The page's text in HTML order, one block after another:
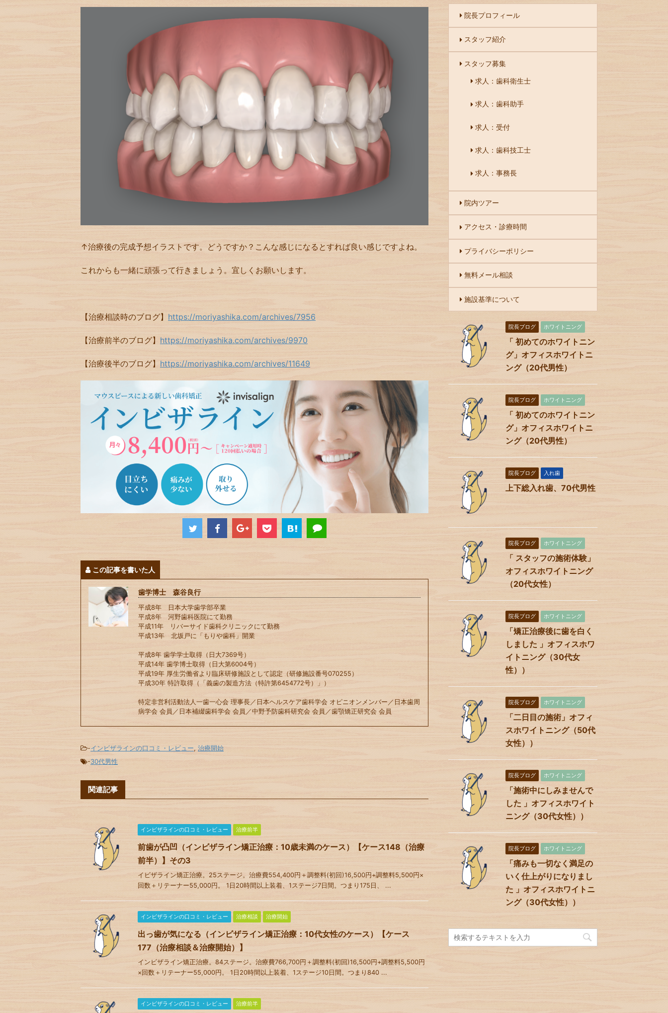
↑治療後の完成予想イラストです。どうですか？こんな感じになるとすれば良い感じですよね。
これからも一緒に頑張って行きましょう。宜しくお願いします。
【治療相談時のブログ】 https://moriyashika.com/archives/7956
【治療前半のブログ】 https://moriyashika.com/archives/9970
【治療後半のブログ】 https://moriyashika.com/archives/11649
この記事を書いた人
歯学博士 森谷良行
平成8年 日本大学歯学部卒業
平成8年 河野歯科医院にて勤務
平成11年 リバーサイド歯科クリニックにて勤務
平成13年 北坂戸に「もりや歯科」開業
平成8年 歯学学士取得（日大7369号）
平成14年 歯学博士取得（日大第6004号）
平成19年 厚生労働省より臨床研修施設として認定（研修施設番号070255）
平成30年 特許取得（「義歯の製造方法（特許第6454772号）」）
特定非営利活動法人一歯一心会 理事長／日本ヘルスケア歯科学会 オピニオンメンバー／日本歯周
病学会 会員／日本補綴歯科学会 会員／中野予防歯科研究会 会員／歯顎矯正研究会 会員
-インビザラインの口コミ・レビュー, 治療開始
-30代男性
関連記事
インビザラインの口コミ・レビュー 治療前半
前歯が凸凹（インビザライン矯正治療：10歳未満のケース）【ケース148（治療
前半）】その3
イビザライン矯正治療。25ステージ。治療費554,400円＋調整料(初回)16,500円+調整料5,500円×
回数＋リテーナー55,000円。 1日20時間以上装着、1ステージ7日間。つまり175日、 ...
インビザラインの口コミ・レビュー 治療相談 治療開始
出っ歯が気になる（インビザライン矯正治療：10代女性のケース）【ケース
177（治療相談＆治療開始）】
インビザライン矯正治療。84ステージ。治療費766,700円＋調整料(初回)16,500円+調整料5,500円
×回数＋リテーナー55,000円。 1日20時間以上装着、1ステージ10日間。つまり840 ...
インビザラインの口コミ・レビュー 治療前半
院長プロフィール
スタッフ紹介
スタッフ募集
求人：歯科衛生士
求人：歯科助手
求人：受付
求人：歯科技工士
求人：事務長
院内ツアー
アクセス・診療時間
プライバシーポリシー
無料メール相談
施設基準について
院長ブログ ホワイトニング
「 初めてのホワイトニン
グ」オフィスホワイトニ
ング（20代男性）
院長ブログ ホワイトニング
「 初めてのホワイトニン
グ」オフィスホワイトニ
ング（20代男性）
院長ブログ 入れ歯
上下総入れ歯、70代男性
院長ブログ ホワイトニング
「 スタッフの施術体験」
オフィスホワイトニング
（20代女性）
院長ブログ ホワイトニング
「矯正治療後に歯を白く
しました 」オフィスホワ
イトニング（30代女
性））
院長ブログ ホワイトニング
「二日目の施術」オフィ
スホワイトニング（50代
女性））
院長ブログ ホワイトニング
「施術中にしみませんで
した 」オフィスホワイト
ニング（30代女性））
院長ブログ ホワイトニング
「痛みも一切なく満足の
いく仕上がりになりまし
た 」オフィスホワイトニ
ング（30代女性））